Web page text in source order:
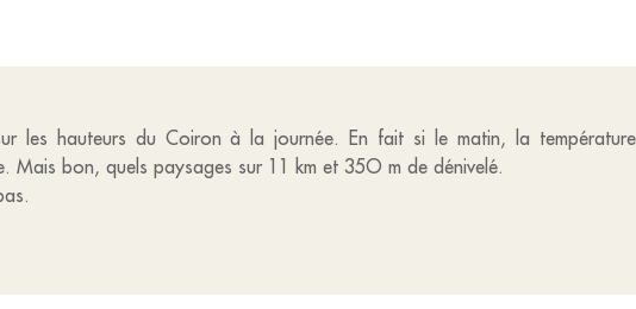
les hauteurs du Coiron à la journée. En fait si le matin, la
Mais bon, quels paysages sur 11 km et 35O m de dénivelé.